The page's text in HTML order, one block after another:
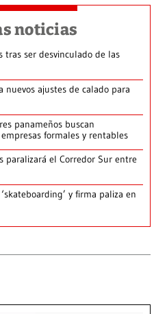
noticias
tras ser desvinculado de las
nuevos ajustes de calado para
panameños buscan
formales y rentables
paralizará el Corredor Sur entre
y firma paliza en